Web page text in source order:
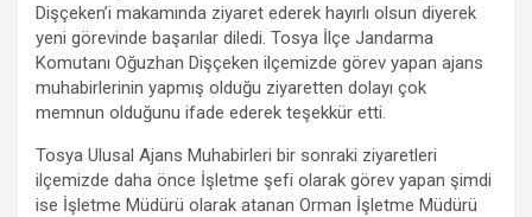
Dişçeken’i makamında ziyaret ederek hayırlı olsun diyerek
yeni görevinde başarılar diledi. Tosya İlçe Jandarma
Komutanı Oğuzhan Dişçeken ilçemizde görev yapan ajans
muhabirlerinin yapmış olduğu ziyaretten dolayı çok
memnun olduğunu ifade ederek teşekkür etti.
Tosya Ulusal Ajans Muhabirleri bir sonraki ziyaretleri
ilçemizde daha önce İşletme şefi olarak görev yapan şimdi
ise İşletme Müdürü olarak atanan Orman İşletme Müdürü